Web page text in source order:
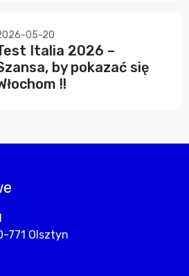
05-20
Italia 2026 –
by pokazać się
!!
771 Olsztyn